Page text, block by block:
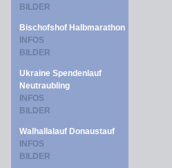
BILDER
Bischofshof Halbmarathon
INFOS
BILDER
Ukraine Spendenlauf
Neutraubling
INFOS
BILDER
Walhallalauf Donaustauf
INFOS
BILDER